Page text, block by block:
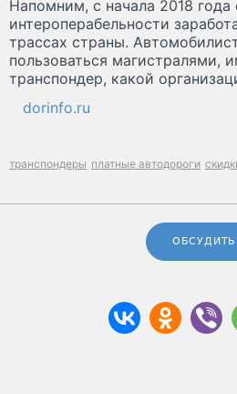
Напомним, с начала 2018 года
интероперабельности
трассах страны.
пользоваться магистралями,
транспондер, какой
dorinfo.ru
транспондеры платные автодороги
ОБСУДИТЬ